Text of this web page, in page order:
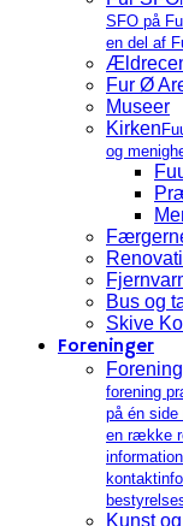
SFO på
en del af
Fur Ø
Museer
Kirken
og
Bus og
Skive
Foreninger
forening
på én
en række
Kunst